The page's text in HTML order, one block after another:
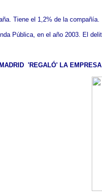
Tiene el 1,2% de la compañía.
Pública, en el año 2003. El
'REGALÓ' LA